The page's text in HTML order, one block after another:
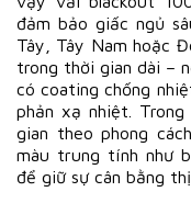
đảm bảo giấc ngủ
Tây, Tây Nam hoặc
trong thời gian dài –
có coating chống
phản xạ nhiệt.
gian theo phong
màu trung tính như
để giữ sự cân bằng